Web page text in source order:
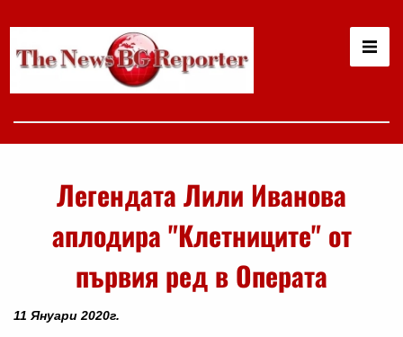
Легендата Лили Иванова
аплодира "Клетниците" от
първия ред в Операта
11 Януари 2020г.